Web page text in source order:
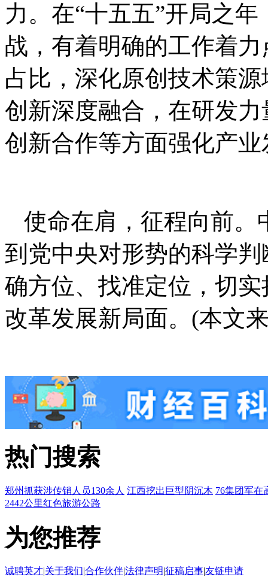
力。在“十五五”开局之
战，有着明确的工作着
占比，深化原创技术策
创新深度融合，在研发
创新合作等方面强化产
使命在肩，征程向前。
到党中央对形势的科学
确方位、找准定位，切
改革发展新局面。(本文
热门搜索
郑州抓获涉传销人员130余人 江西挖出巨型阴沉木 76集团军在
2442公里红色旅游公路
为您推荐
诚聘英才|关于我们|合作伙伴|法律声明|征稿启事|友链申请